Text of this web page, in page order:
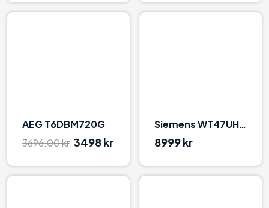
AEG T6DBM720G
3696.00 kr 3498 kr
Siemens WT47UHE9DN Hvid
8999 kr